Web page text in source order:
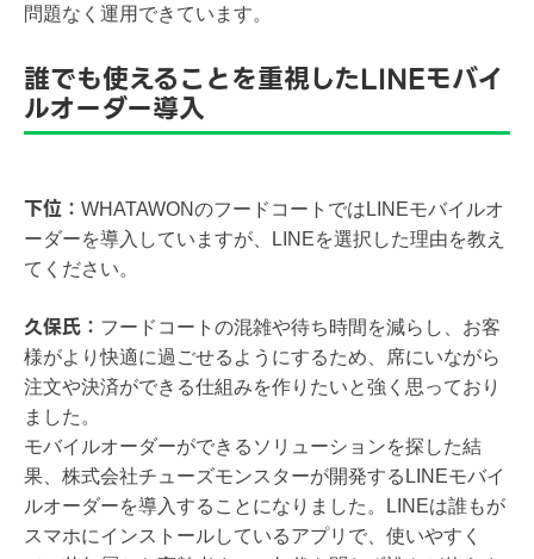
問題なく運用できています。
誰でも使えることを重視したLINEモバイ
ルオーダー導入
下位： WHATAWONのフードコートではLINEモバイルオ
ーダーを導入していますが、LINEを選択した理由を教え
てください。
久保氏： フードコートの混雑や待ち時間を減らし、お客
様がより快適に過ごせるようにするため、席にいながら
注文や決済ができる仕組みを作りたいと強く思っており
ました。
モバイルオーダーができるソリューションを探した結
果、株式会社チューズモンスターが開発するLINEモバイ
ルオーダーを導入することになりました。LINEは誰もが
スマホにインストールしているアプリで、使いやすく